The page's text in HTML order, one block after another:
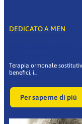
DEDICATO A MEN
Terapia ormonale
benefici, i...
Per saperne di più